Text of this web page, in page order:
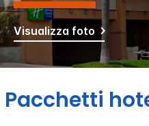
Visualizza foto
Pacchetti